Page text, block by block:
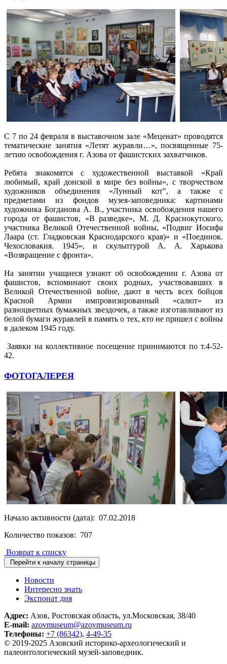
С 7 по 24 февраля в выставочном зале «Меценат» проводятся
тематические занятия «Летят журавли…», посвященные 75-
летию освобождения г. Азова от фашистских захватчиков.
Ребята знакомятся с художественной выставкой «Край
любимый, край донской в мире без войны», с творчеством
художников объединения «Лунный кот", а также с
предметами из фондов музея-заповедника: картинами
художника Богданова А. В., участника освобождения нашего
города от фашистов, «В разведке», М. Д. Краснокутского,
участника Великой Отечественной войны, «Подвиг Иосифа
Лаара (ст. Гладковская Краснодарского края)» и «Поединок.
Чехословакия. 1945», и скульптурой А. А. Харькова
«Возвращение с фронта».
На занятии учащиеся узнают об освобождении г. Азова от
фашистов, вспоминают своих родных, участвовавших в
Великой Отечественной войне, дают в честь всех бойцов
Красной Армии импровизированный «салют» из
разноцветных бумажных звездочек, а также изготавливают из
белой бумаги журавлей в память о тех, кто не пришел с войны
в далеком 1945 году.
Заявки на коллективное посещение принимаются по т.4-52-
42.
ФОТОГАЛЕРЕЯ
Начало активности (дата): 07.02.2018
Количество показов: 707
Возврат к списку
Перейти к началу страницы
Новости
Интересно знать
Экспонат дня
Адрес: Азов, Ростовская область, ул.Московская, 38/40
E-mail: azovmuseum@azovmuseum.ru
Телефоны: +7 (86342), 4-49-35
© 2019-2025 Азовский историко‑археологический и
палеонтологический музей‑заповедник.